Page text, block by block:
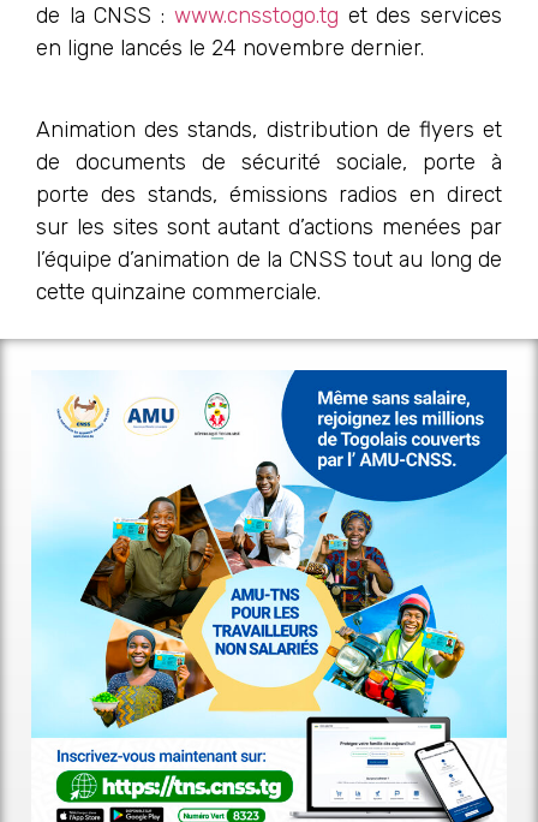
de la CNSS : www.cnsstogo.tg et des services
en ligne lancés le 24 novembre dernier.
Animation des stands, distribution de flyers et
de documents de sécurité sociale, porte à
porte des stands, émissions radios en direct
sur les sites sont autant d’actions menées par
l’équipe d’animation de la CNSS tout au long de
cette quinzaine commerciale.